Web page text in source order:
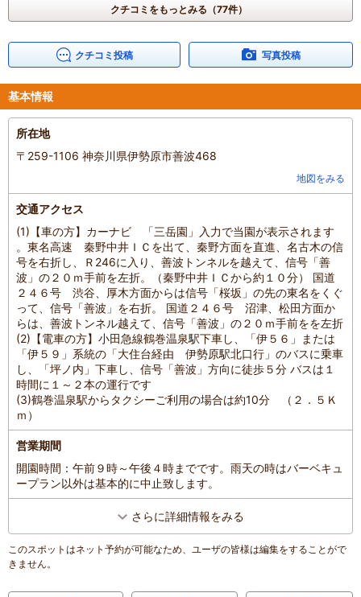
人数：未設定
クチコミをもっとみる（77件）
クチコミ投稿 写真投稿
基本情報
所在地
〒259-1106 神奈川県伊勢原市善波468
地図をみる
交通アクセス
(1)【車の方】カーナビ 「三岳園」入力で当園が表示されます
。東名高速 秦野中井ＩＣを出て、秦野方面を直進、名古木の信
号を右折し、Ｒ246に入り、善波トンネルを越えて、信号「善
波」の２０ｍ手前を左折。（秦野中井ＩＣから約１０分） 国道
２４６号 渋谷、厚木方面からは信号「桜坂」の先の東名をくぐ
って、信号「善波」を右折。 国道２４６号 沼津、松田方面か
らは、善波トンネル越えて、信号「善波」の２０ｍ手前をを左折
(2)【電車の方】小田急線鶴巻温泉駅下車し、「伊５６」または
「伊５９」系統の「大住台経由 伊勢原駅北口行」のバスに乗車
し、「坪ノ内」下車し、信号「善波」方向に徒歩５分 バスは１
時間に１～２本の運行です
(3)鶴巻温泉駅からタクシーご利用の場合は約10分 （２．５Ｋ
ｍ）
営業期間
開園時間：午前９時～午後４時までです。雨天の時はバーベキュ
ープラン以外は基本的に中止致します。
さらに詳細情報をみる
このスポットはネット予約が可能なため、ユーザの皆様は編集をすることがで
きません。